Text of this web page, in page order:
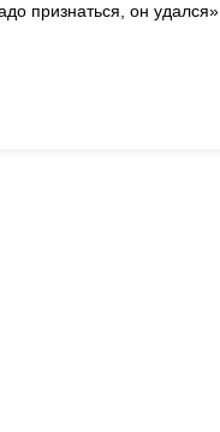
признаться, он удался».